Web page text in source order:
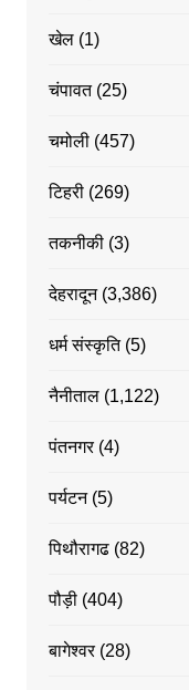
खेल(1)
चंपावत(25)
चमोली(457)
टिहरी(269)
तकनीकी(3)
देहरादून(3,386)
धर्म संस्कृति(5)
नैनीताल(1,122)
पंतनगर(4)
पर्यटन(5)
पिथौरागढ(82)
पौड़ी(404)
बागेश्वर(28)